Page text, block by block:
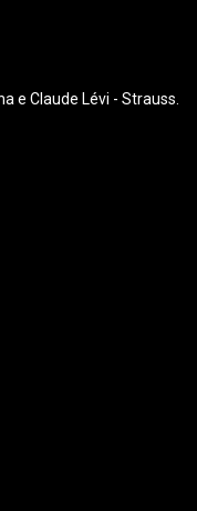
e Claude Lévi - Strauss.